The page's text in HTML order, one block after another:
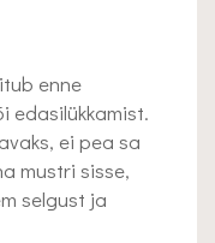
enne
edasilükkamist.
ei pea sa
mustri sisse,
selgust ja